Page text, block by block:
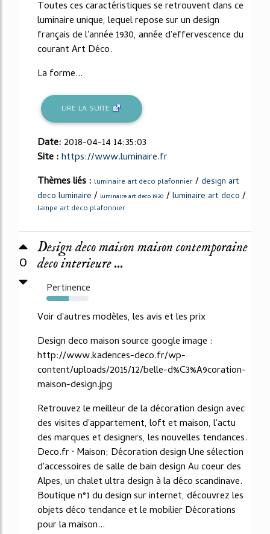
Toutes ces caractéristiques se retrouvent dans ce
luminaire unique, lequel repose sur un design
français de l'année 1930, année d'effervescence du
courant Art Déco.
La forme...
LIRE LA SUITE
Date: 2018-04-14 14:35:03
Site :https://www.luminaire.fr
Thèmes liés : luminaire art deco plafonnier /design art
deco luminaire / luminaire art deco 1920 /luminaire art deco /
lampe art deco plafonnier
0
Design deco maison maison contemporaine
deco interieure ...
Pertinence
53%
Voir d'autres modèles, les avis et les prix
Design deco maison source google image :
http://www.kadences-deco.fr/wp-
content/uploads/2015/12/belle-d%C3%A9coration-
maison-design.jpg
Retrouvez le meilleur de la décoration design avec
des visites d'appartement, loft et maison, l'actu
des marques et designers, les nouvelles tendances.
Deco.fr · Maison; Décoration design Une sélection
d'accessoires de salle de bain design Au coeur des
Alpes, un chalet ultra design à la déco scandinave.
Boutique n°1 du design sur internet, découvrez les
objets déco tendance et le mobilier Décorations
pour la maison...